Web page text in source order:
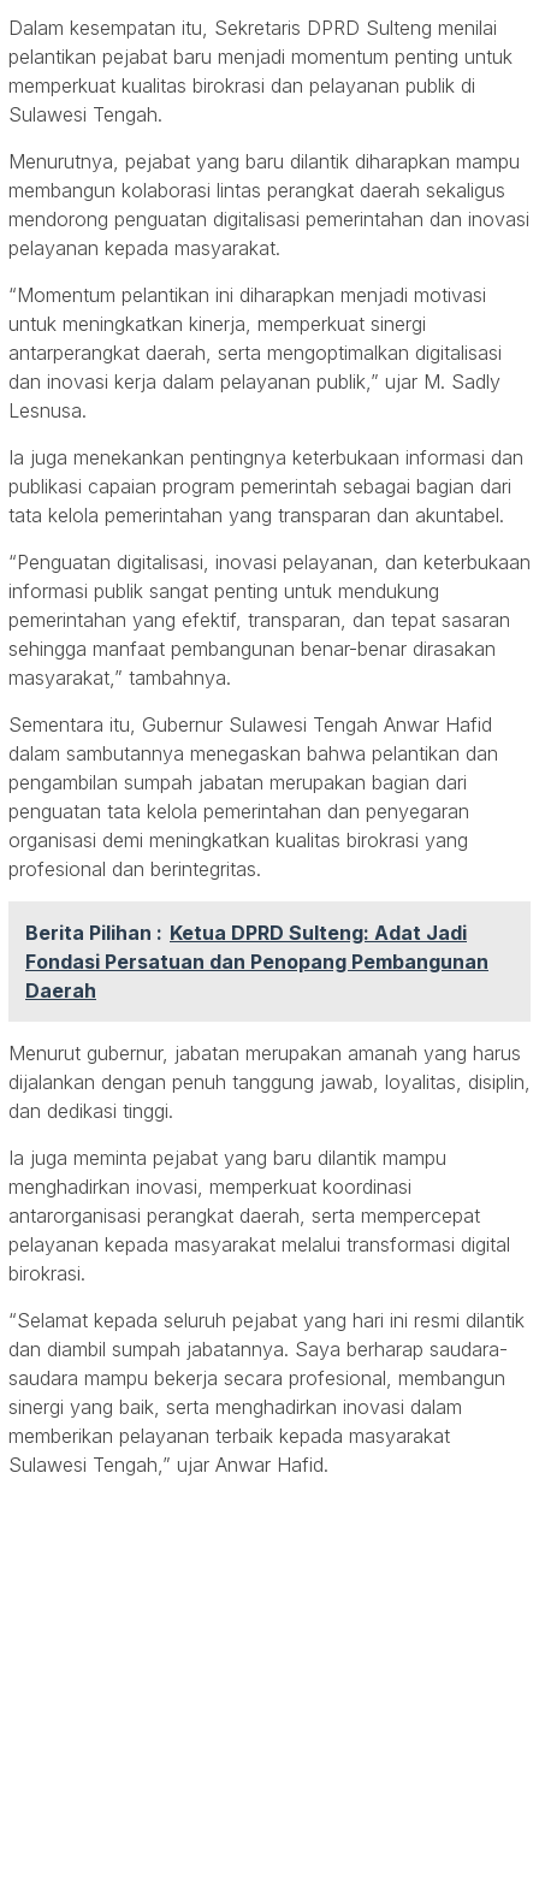
Dalam kesempatan itu, Sekretaris DPRD Sulteng menilai
pelantikan pejabat baru menjadi momentum penting untuk
memperkuat kualitas birokrasi dan pelayanan publik di
Sulawesi Tengah.
Menurutnya, pejabat yang baru dilantik diharapkan mampu
membangun kolaborasi lintas perangkat daerah sekaligus
mendorong penguatan digitalisasi pemerintahan dan inovasi
pelayanan kepada masyarakat.
“Momentum pelantikan ini diharapkan menjadi motivasi
untuk meningkatkan kinerja, memperkuat sinergi
antarperangkat daerah, serta mengoptimalkan digitalisasi
dan inovasi kerja dalam pelayanan publik,” ujar M. Sadly
Lesnusa.
Ia juga menekankan pentingnya keterbukaan informasi dan
publikasi capaian program pemerintah sebagai bagian dari
tata kelola pemerintahan yang transparan dan akuntabel.
“Penguatan digitalisasi, inovasi pelayanan, dan keterbukaan
informasi publik sangat penting untuk mendukung
pemerintahan yang efektif, transparan, dan tepat sasaran
sehingga manfaat pembangunan benar-benar dirasakan
masyarakat,” tambahnya.
Sementara itu, Gubernur Sulawesi Tengah Anwar Hafid
dalam sambutannya menegaskan bahwa pelantikan dan
pengambilan sumpah jabatan merupakan bagian dari
penguatan tata kelola pemerintahan dan penyegaran
organisasi demi meningkatkan kualitas birokrasi yang
profesional dan berintegritas.
Berita Pilihan : Ketua DPRD Sulteng: Adat Jadi
Fondasi Persatuan dan Penopang Pembangunan
Daerah
Menurut gubernur, jabatan merupakan amanah yang harus
dijalankan dengan penuh tanggung jawab, loyalitas, disiplin,
dan dedikasi tinggi.
Ia juga meminta pejabat yang baru dilantik mampu
menghadirkan inovasi, memperkuat koordinasi
antarorganisasi perangkat daerah, serta mempercepat
pelayanan kepada masyarakat melalui transformasi digital
birokrasi.
“Selamat kepada seluruh pejabat yang hari ini resmi dilantik
dan diambil sumpah jabatannya. Saya berharap saudara-
saudara mampu bekerja secara profesional, membangun
sinergi yang baik, serta menghadirkan inovasi dalam
memberikan pelayanan terbaik kepada masyarakat
Sulawesi Tengah,” ujar Anwar Hafid.